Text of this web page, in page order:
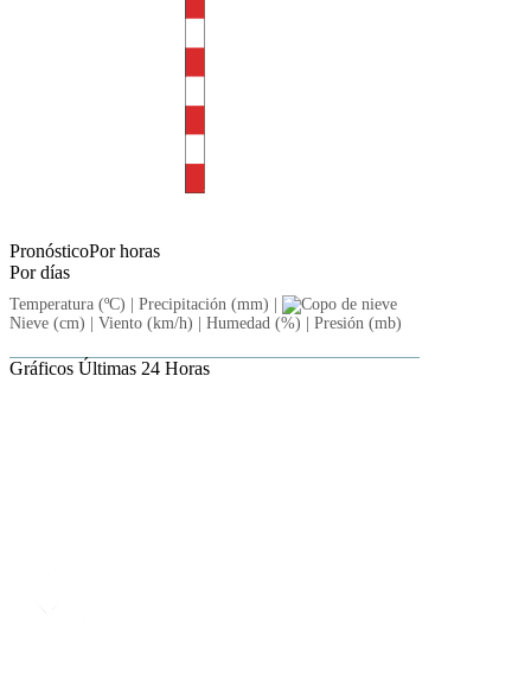
PronósticoPor horas
Por días
Temperatura (ºC) | Precipitación (mm) |
Nieve (cm) | Viento (km/h) | Humedad (%) | Presión (mb)
Gráficos Últimas 24 Horas